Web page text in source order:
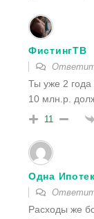
ФистингТВ
Ты уже 2 года
10 млн.р.
11
Одна
Расходы же